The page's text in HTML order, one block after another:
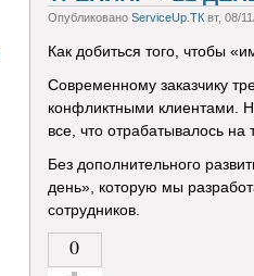
Опубликовано ServiceUp.ТКвт, 08/
Как добиться того, чтобы
Современному заказчику
конфликтными клиентами.
все, что отрабатывалось на
Без дополнительного
день», которую мы
сотрудников.
0